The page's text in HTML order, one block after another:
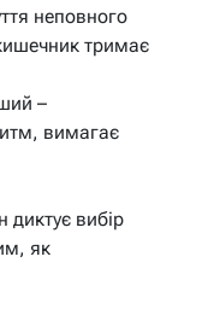
неповного
тримає
–
вимагає
диктує вибір
як